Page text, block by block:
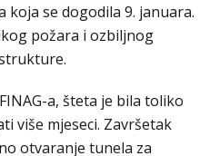
koja se dogodila 9. januara.
požara i ozbiljnog
a, šteta je bila toliko
više mjeseci. Završetak
otvaranje tunela za